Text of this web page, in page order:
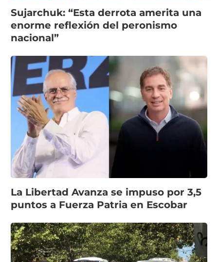
Sujarchuk: “Esta derrota amerita una
enorme reflexión del peronismo
nacional”
La Libertad Avanza se impuso por 3,5
puntos a Fuerza Patria en Escobar